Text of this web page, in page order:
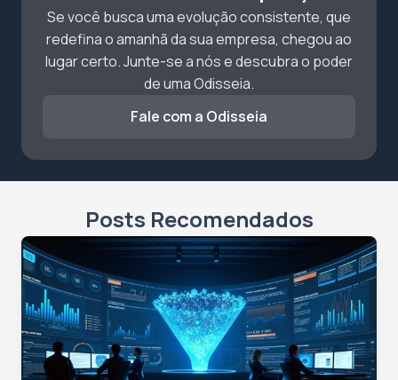
Se você busca uma evolução consistente, que
redefina o amanhã da sua empresa, chegou ao
lugar certo. Junte-se a nós e descubra o poder
de uma Odisseia.
Fale com a Odisseia
Posts Recomendados